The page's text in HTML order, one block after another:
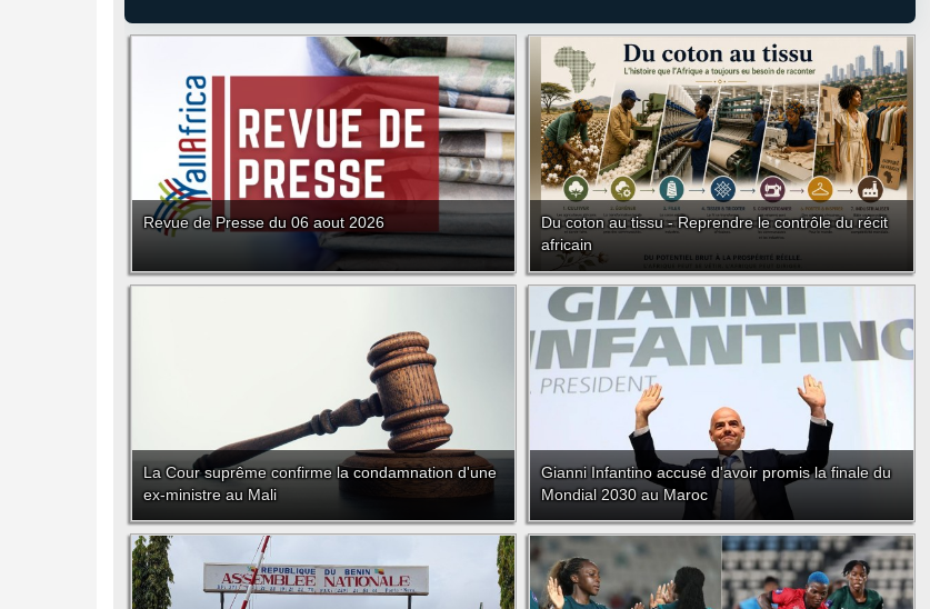
Revue de Presse du 06 aout 2026
Du coton au tissu - Reprendre le contrôle du récit
africain
La Cour suprême confirme la condamnation d'une
ex-ministre au Mali
Gianni Infantino accusé d'avoir promis la finale du
Mondial 2030 au Maroc